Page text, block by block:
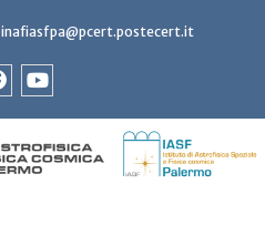
inafiasfpa@pcert.postecert.it